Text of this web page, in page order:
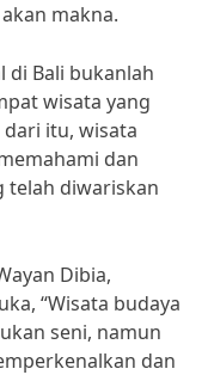
makna.
di Bali bukanlah
wisata yang
itu, wisata
dan
telah diwariskan
Dibia,
“Wisata budaya
seni, namun
dan